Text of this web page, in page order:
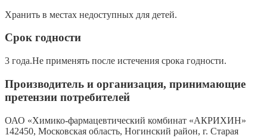
Хранить в местах недоступных для детей.
Срок годности
3 года.Не применять после истечения срока годности.
Производитель и организация, принимающие
претензии потребителей
ОАО «Химико-фармацевтический комбинат «АКРИХИН»
142450, Московская область, Ногинский район, г. Старая